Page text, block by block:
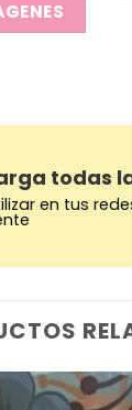
todas
en tus